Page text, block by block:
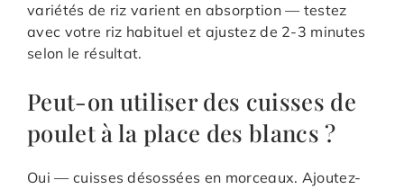
variétés de riz varient en absorption — testez
avec votre riz habituel et ajustez de 2-3 minutes
selon le résultat.
Peut-on utiliser des cuisses de
poulet à la place des blancs ?
Oui — cuisses désossées en morceaux. Ajoutez-